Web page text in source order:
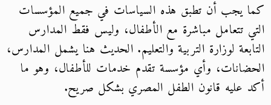
كما يجب أن تطبق هذه السياسات في جميع المؤسسات
التي تتعامل مباشرة مع الأطفال، وليس فقط المدارس
التابعة لوزارة التربية والتعليم. الحديث هنا يشمل المدارس،
الحضانات، وأي مؤسسة تقدم خدمات للأطفال، وهو ما
أكد عليه قانون الطفل المصري بشكل صريح.